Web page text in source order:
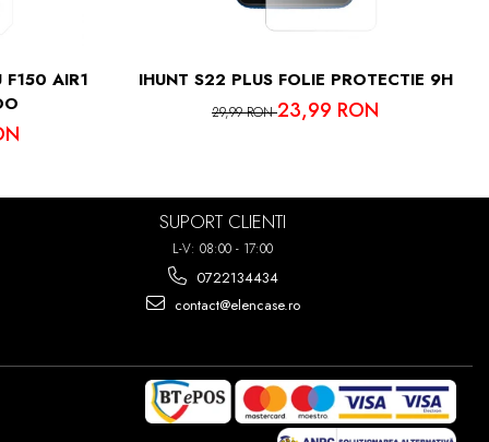
PUTETI
7 ORI!
F150 AIR1
IHUNT S22 PLUS FOLIE PROTECTIE 9H
29,99 RON23,99 RON
SUPORT CLIENTI
L-V: 08:00 - 17:00
0722134434
contact@elencase.ro